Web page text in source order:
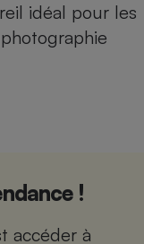
idéal pour les
!
accéder à